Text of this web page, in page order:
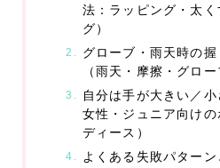
法：ラッピング・太
グ）
グローブ・雨天時の
（雨天・摩擦・グロー
自分は手が大きい／
女性・ジュニア向け
ディース）
よくある失敗パター